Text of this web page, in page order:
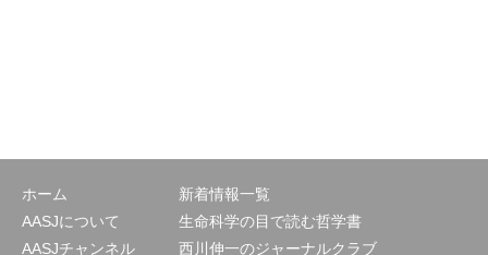
ホーム
AASJについて
AASJチャンネル
新着情報一覧
生命科学の目で読む哲学書
西川伸一のジャーナルクラブ